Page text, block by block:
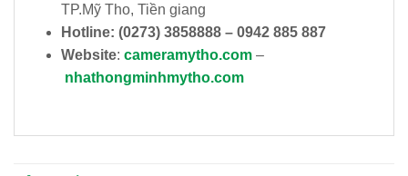
TP.Mỹ Tho, Tiền giang
Hotline: (0273) 3858888 – 0942 885 887
Website: cameramytho.com–
nhathongminhmytho.com